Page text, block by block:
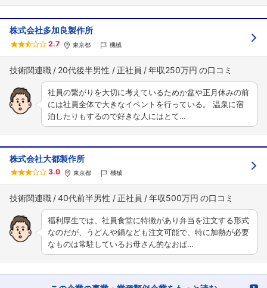
株式会社多加良製作所
2.7 東京都 機械
技術関連職 20代後半男性 正社員 年収250万円
社員の繋がりを大切に考えているためか盆や正月休みの前
には社員全体で大きなイベントを行っている。 温泉に宿
泊したりもするので好きな人にはとて…
株式会社大都製作所
3.0 東京都 機械
技術関連職 40代前半男性 正社員 年収500万円
福利厚生では、社員食堂に特徴があり弁当を注文する形式
なのだが、うどんや鍋なども注文可能で、特に加熱が必要
なものは常駐しているお母さん的なおば…